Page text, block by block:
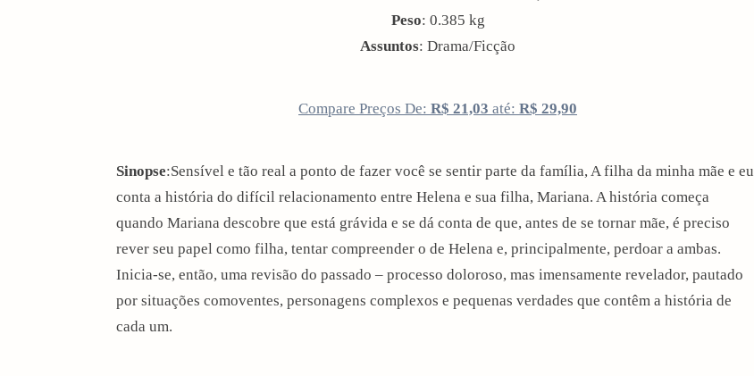
Peso: 0.385 kg
Assuntos: Drama/Ficção
Compare Preços De: R$ 21,03 até: R$ 29,90
Sinopse:Sensível e tão real a ponto de fazer você se sentir parte da família, A filha da minha mãe e eu
conta a história do difícil relacionamento entre Helena e sua filha, Mariana. A história começa
quando Mariana descobre que está grávida e se dá conta de que, antes de se tornar mãe, é preciso
rever seu papel como filha, tentar compreender o de Helena e, principalmente, perdoar a ambas.
Inicia-se, então, uma revisão do passado – processo doloroso, mas imensamente revelador, pautado
por situações comoventes, personagens complexos e pequenas verdades que contêm a história de
cada um.